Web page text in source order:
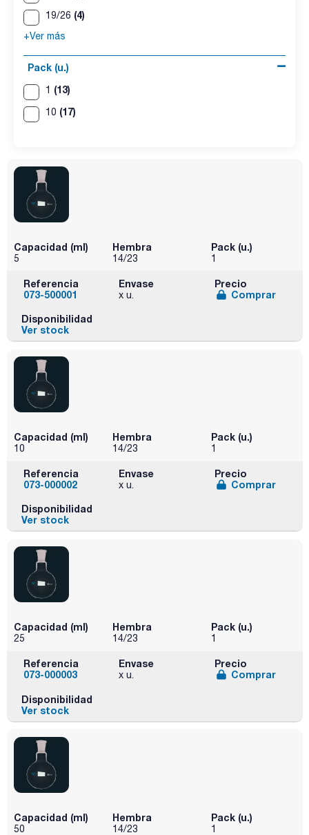
19/26 (4)
+Ver más
Pack (u.)
1 (13)
10 (17)
Capacidad (ml)
5
Hembra
14/23
Pack (u.)
1
Referencia
073-500001
Envase
x u.
Precio
Comprar
Disponibilidad
Ver stock
Capacidad (ml)
10
Hembra
14/23
Pack (u.)
1
Referencia
073-000002
Envase
x u.
Precio
Comprar
Disponibilidad
Ver stock
Capacidad (ml)
25
Hembra
14/23
Pack (u.)
1
Referencia
073-000003
Envase
x u.
Precio
Comprar
Disponibilidad
Ver stock
Capacidad (ml)
50
Hembra
14/23
Pack (u.)
1